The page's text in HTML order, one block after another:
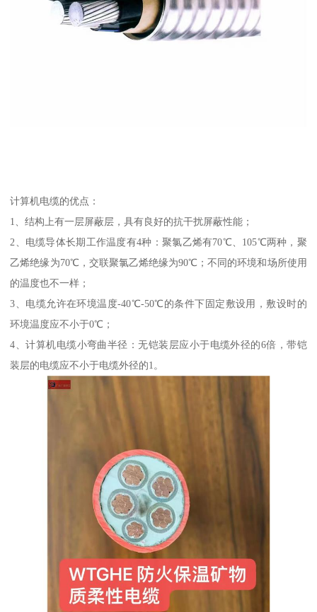
计算机电缆的优点：
1、结构上有一层屏蔽层，具有良好的抗干扰屏蔽性能；
2、电缆导体长期工作温度有4种：聚氯乙烯有70℃、105℃两种，聚
乙烯绝缘为70℃，交联聚氯乙烯绝缘为90℃；不同的环境和场所使用
的温度也不一样；
3、电缆允许在环境温度-40℃-50℃的条件下固定敷设用，敷设时的
环境温度应不小于0℃；
4、计算机电缆小弯曲半径：无铠装层应小于电缆外径的6倍，带铠
装层的电缆应不小于电缆外径的1。